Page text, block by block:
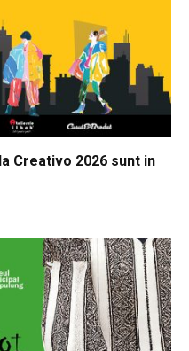
Creativo 2026 sunt in